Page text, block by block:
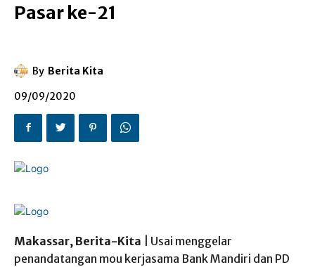
Pasar ke-21
By Berita Kita
09/09/2020
Makassar, Berita-Kita | Usai menggelar
penandatangan mou kerjasama Bank Mandiri dan PD